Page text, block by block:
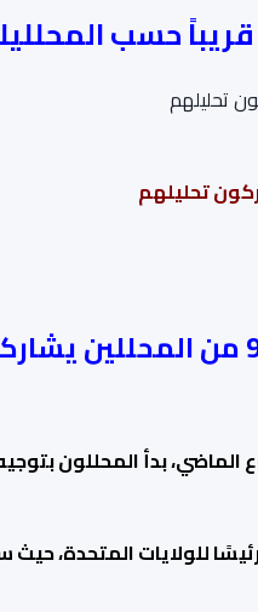
المحللين يشاركون تحليلهم
سيصل 100 الف دولار بنهاية
الماضي
للولايات المتحدة